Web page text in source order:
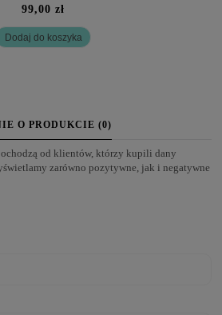
99,00 zł
Dodaj do koszyka
O PRODUKCIE (0)
od klientów, którzy kupili dany
zarówno pozytywne, jak i negatywne